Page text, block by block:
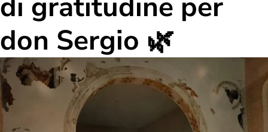
don Sergio 🌿